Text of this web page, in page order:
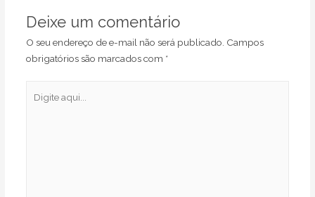
Post
Deixe um comentário
O seu endereço de e-mail não será publicado. Campos
obrigatórios são marcados com *
aqui...